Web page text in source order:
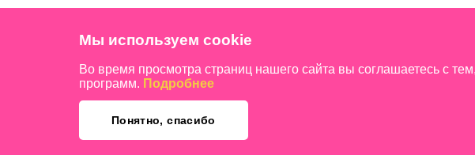
Мы используем cookie
Во время просмотра страниц нашего сайта вы соглашаетесь с
программ. Подробнее
Понятно, спасибо